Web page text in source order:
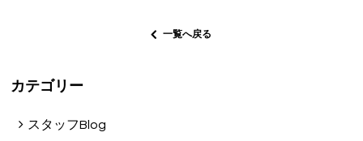
一覧へ戻る
カテゴリー
スタッフBlog